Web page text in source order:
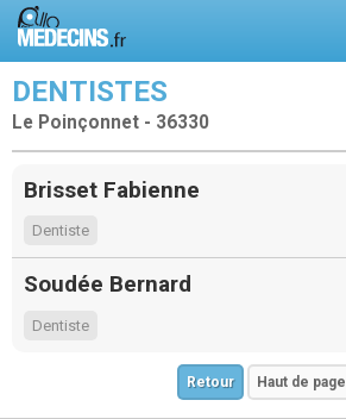
DENTISTES
Le Poinçonnet - 36330
Brisset Fabienne
Dentiste
Soudée Bernard
Dentiste
Retour Haut de page